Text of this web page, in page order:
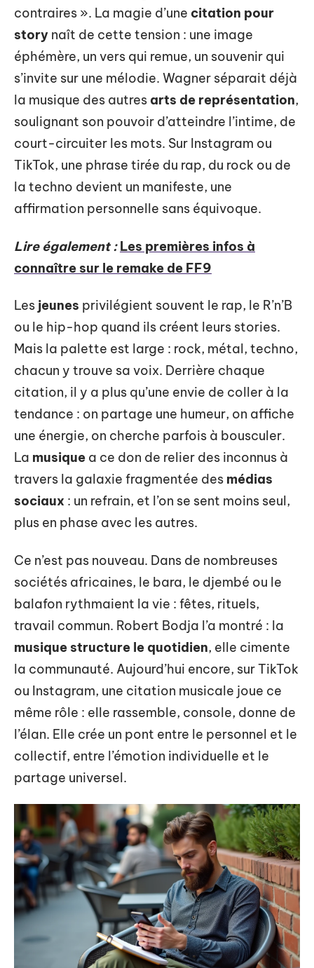
contraires ». La magie d’une citation pour
story naît de cette tension : une image
éphémère, un vers qui remue, un souvenir qui
s’invite sur une mélodie. Wagner séparait déjà
la musique des autres arts de représentation,
soulignant son pouvoir d’atteindre l’intime, de
court-circuiter les mots. Sur Instagram ou
TikTok, une phrase tirée du rap, du rock ou de
la techno devient un manifeste, une
affirmation personnelle sans équivoque.
Lire également : Les premières infos à
connaître sur le remake de FF9
Les jeunes privilégient souvent le rap, le R’n’B
ou le hip-hop quand ils créent leurs stories.
Mais la palette est large : rock, métal, techno,
chacun y trouve sa voix. Derrière chaque
citation, il y a plus qu’une envie de coller à la
tendance : on partage une humeur, on affiche
une énergie, on cherche parfois à bousculer.
La musique a ce don de relier des inconnus à
travers la galaxie fragmentée des médias
sociaux : un refrain, et l’on se sent moins seul,
plus en phase avec les autres.
Ce n’est pas nouveau. Dans de nombreuses
sociétés africaines, le bara, le djembé ou le
balafon rythmaient la vie : fêtes, rituels,
travail commun. Robert Bodja l’a montré : la
musique structure le quotidien, elle cimente
la communauté. Aujourd’hui encore, sur TikTok
ou Instagram, une citation musicale joue ce
même rôle : elle rassemble, console, donne de
l’élan. Elle crée un pont entre le personnel et le
collectif, entre l’émotion individuelle et le
partage universel.